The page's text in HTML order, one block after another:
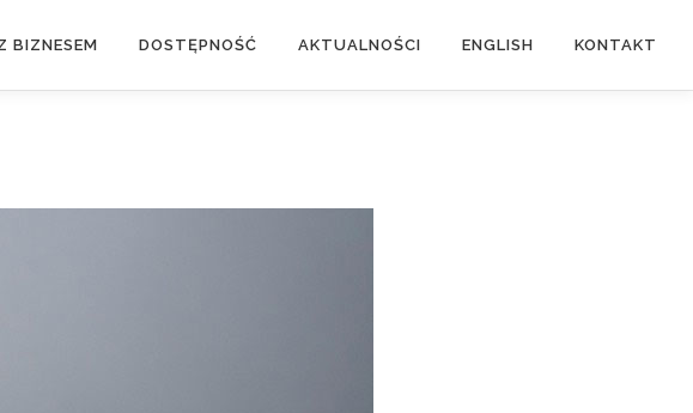
BIZNESEM DOSTĘPNOŚĆ AKTUALNOŚCI ENGLISH KONTAKT